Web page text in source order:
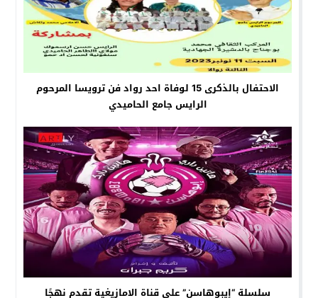
الاحتفال بالذكرى 15 لوفاة احد رواد فن ترويسا المرحوم
الرايس جامع الحاميدي
سلسلة “إيبوهاسن” على قناة الامازيغية تقدم نهجًا